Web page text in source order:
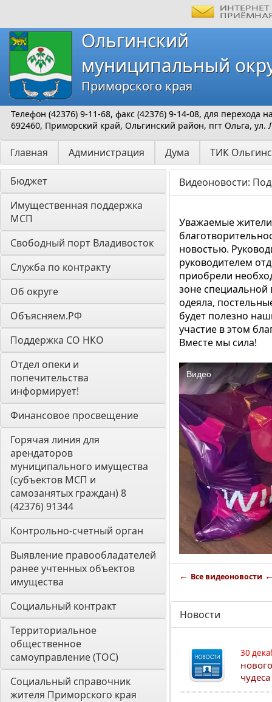
Ольгинский
муниципальный
Приморского края
Телефон (42376) 9-11-68, факс (42376) 9-14-08, для перехода
692460, Приморский край, Ольгинский район, пгт Ольга, ул.
Главная Администрация Дума ТИК
Бюджет
Имущественная поддержка
МСП
Свободный порт Владивосток
Служба по контракту
Об округе
Объясняем.РФ
Поддержка СО НКО
Отдел опеки и
попечительства
информирует!
Финансовое просвещение
Горячая линия для
арендаторов
муниципального имущества
(субъектов МСП и
самозанятых граждан) 8
(42376) 91344
Контрольно-счетный орган
Выявление правообладателей
ранее учтенных объектов
имущества
Социальный контракт
Территориальное
общественное
самоуправление (ТОС)
Социальный справочник
жителя Приморского края
Видеоновости:
Уважаемые
новостью.
руководителем
приобрели
зоне
одеяла,
будет полезно
участие в этом
Вместе мы сила!
← Все видеоновости
Новости
30